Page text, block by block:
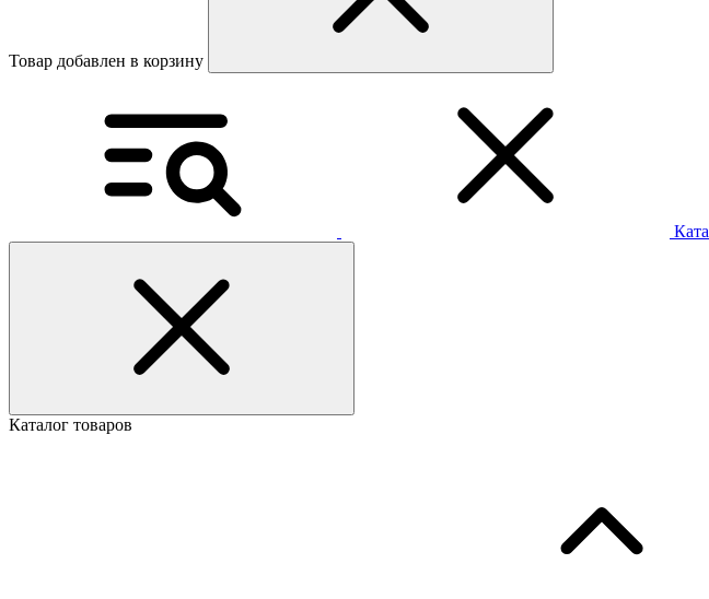
Товар добавлен в корзину
Каталог товаров